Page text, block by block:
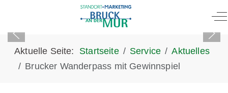
Aktuelle Seite: Startseite Service
Aktuelles
Brucker Wanderpass mit Gewinnspiel